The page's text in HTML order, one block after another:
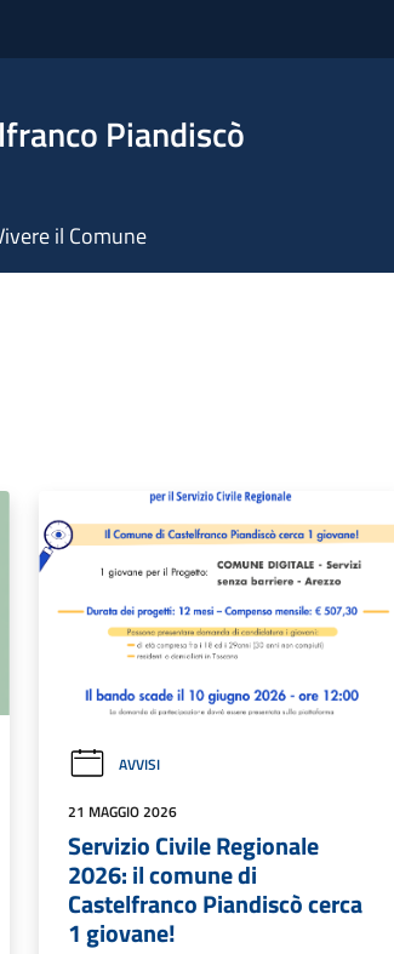
Piandiscò
il Comune
AVVISI
21 MAGGIO 2026
Servizio Civile Regionale
2026: il comune di
Castelfranco Piandiscò cerca
1 giovane!